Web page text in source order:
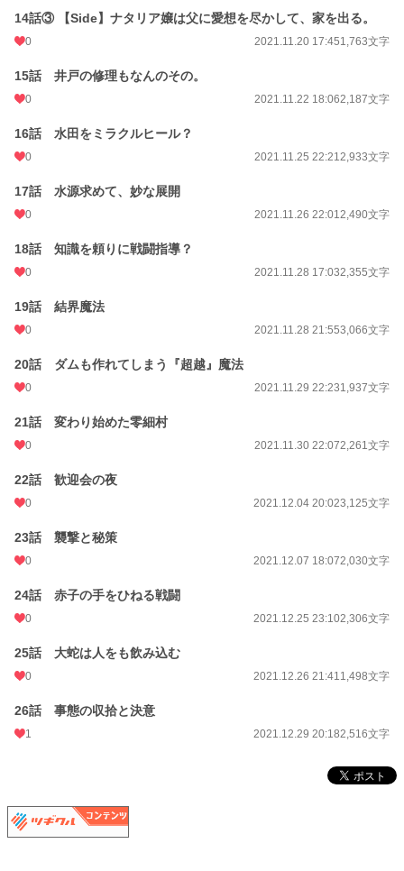
14話③ 【Side】ナタリア嬢は父に愛想を尽かして、家を出る。
0 2021.11.20 17:451,763文字
15話 井戸の修理もなんのその。
0 2021.11.22 18:062,187文字
16話 水田をミラクルヒール？
0 2021.11.25 22:212,933文字
17話 水源求めて、妙な展開
0 2021.11.26 22:012,490文字
18話 知識を頼りに戦闘指導？
0 2021.11.28 17:032,355文字
19話 結界魔法
0 2021.11.28 21:553,066文字
20話 ダムも作れてしまう『超越』魔法
0 2021.11.29 22:231,937文字
21話 変わり始めた零細村
0 2021.11.30 22:072,261文字
22話 歓迎会の夜
0 2021.12.04 20:023,125文字
23話 襲撃と秘策
0 2021.12.07 18:072,030文字
24話 赤子の手をひねる戦闘
0 2021.12.25 23:102,306文字
25話 大蛇は人をも飲み込む
0 2021.12.26 21:411,498文字
26話 事態の収拾と決意
1 2021.12.29 20:182,516文字